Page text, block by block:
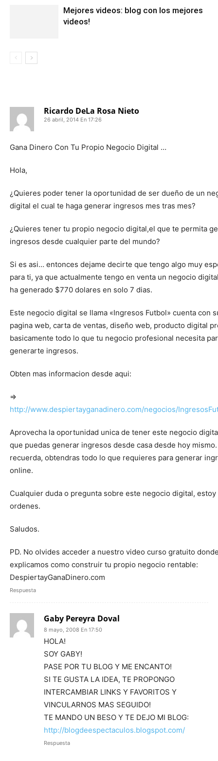
Mejores videos: blog con los mejores
videos!
Ricardo DeLa Rosa Nieto
26 abril, 2014 En 17:26
Gana Dinero Con Tu Propio Negocio Digital …
Hola,
¿Quieres poder tener la oportunidad de ser dueño de un
digital el cual te haga generar ingresos mes tras mes?
¿Quieres tener tu propio negocio digital,el que te permita
ingresos desde cualquier parte del mundo?
Si es asi… entonces dejame decirte que tengo algo muy
para ti, ya que actualmente tengo en venta un negocio
ha generado $770 dolares en solo 7 dias.
Este negocio digital se llama «Ingresos Futbol» cuenta con
pagina web, carta de ventas, diseño web, producto digital
basicamente todo lo que tu negocio profesional necesita
generarte ingresos.
Obten mas informacion desde aqui:
=>
http://www.despiertayganadinero.com/negocios/
Aprovecha la oportunidad unica de tener este negocio
que puedas generar ingresos desde casa desde hoy
recuerda, obtendras todo lo que requieres para generar
online.
Cualquier duda o pregunta sobre este negocio digital, estoy
ordenes.
Saludos.
PD. No olvides acceder a nuestro video curso gratuito
explicamos como construir tu propio negocio rentable:
DespiertayGanaDinero.com
Respuesta
Gaby Pereyra Doval
8 mayo, 2008 En 17:50
HOLA!
SOY GABY!
PASE POR TU BLOG Y ME ENCANTO!
SI TE GUSTA LA IDEA, TE PROPONGO
INTERCAMBIAR LINKS Y FAVORITOS Y
VINCULARNOS MAS SEGUIDO!
TE MANDO UN BESO Y TE DEJO MI BLOG:
http://blogdeespectaculos.blogspot.com/
Respuesta